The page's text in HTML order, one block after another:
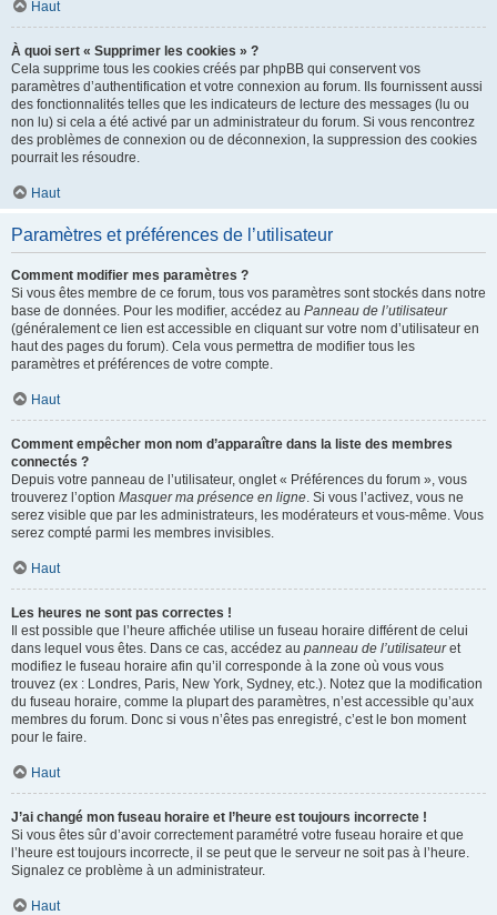
Haut
À quoi sert « Supprimer les cookies » ?
Cela supprime tous les cookies créés par phpBB qui conservent vos
paramètres d’authentification et votre connexion au forum. Ils fournissent aussi
des fonctionnalités telles que les indicateurs de lecture des messages (lu ou
non lu) si cela a été activé par un administrateur du forum. Si vous rencontrez
des problèmes de connexion ou de déconnexion, la suppression des cookies
pourrait les résoudre.
Haut
Paramètres et préférences de l’utilisateur
Comment modifier mes paramètres ?
Si vous êtes membre de ce forum, tous vos paramètres sont stockés dans notre
base de données. Pour les modifier, accédez au Panneau de l’utilisateur
(généralement ce lien est accessible en cliquant sur votre nom d’utilisateur en
haut des pages du forum). Cela vous permettra de modifier tous les
paramètres et préférences de votre compte.
Haut
Comment empêcher mon nom d’apparaître dans la liste des membres
connectés ?
Depuis votre panneau de l’utilisateur, onglet « Préférences du forum », vous
trouverez l’option Masquer ma présence en ligne. Si vous l’activez, vous ne
serez visible que par les administrateurs, les modérateurs et vous-même. Vous
serez compté parmi les membres invisibles.
Haut
Les heures ne sont pas correctes !
Il est possible que l’heure affichée utilise un fuseau horaire différent de celui
dans lequel vous êtes. Dans ce cas, accédez au panneau de l’utilisateuret
modifiez le fuseau horaire afin qu’il corresponde à la zone où vous vous
trouvez (ex : Londres, Paris, New York, Sydney, etc.). Notez que la modification
du fuseau horaire, comme la plupart des paramètres, n’est accessible qu’aux
membres du forum. Donc si vous n’êtes pas enregistré, c’est le bon moment
pour le faire.
Haut
J’ai changé mon fuseau horaire et l’heure est toujours incorrecte !
Si vous êtes sûr d’avoir correctement paramétré votre fuseau horaire et que
l’heure est toujours incorrecte, il se peut que le serveur ne soit pas à l’heure.
Signalez ce problème à un administrateur.
Haut